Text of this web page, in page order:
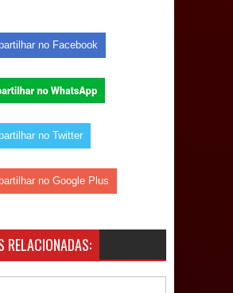
dentárias já foram entregues pela
de Sapé em 2026
Brandão: Tradicional Festa de
deve atrair grande público
a morte da ex-vereadora
no Facebook
no Twitter
no Google Plus
RELACIONADAS: